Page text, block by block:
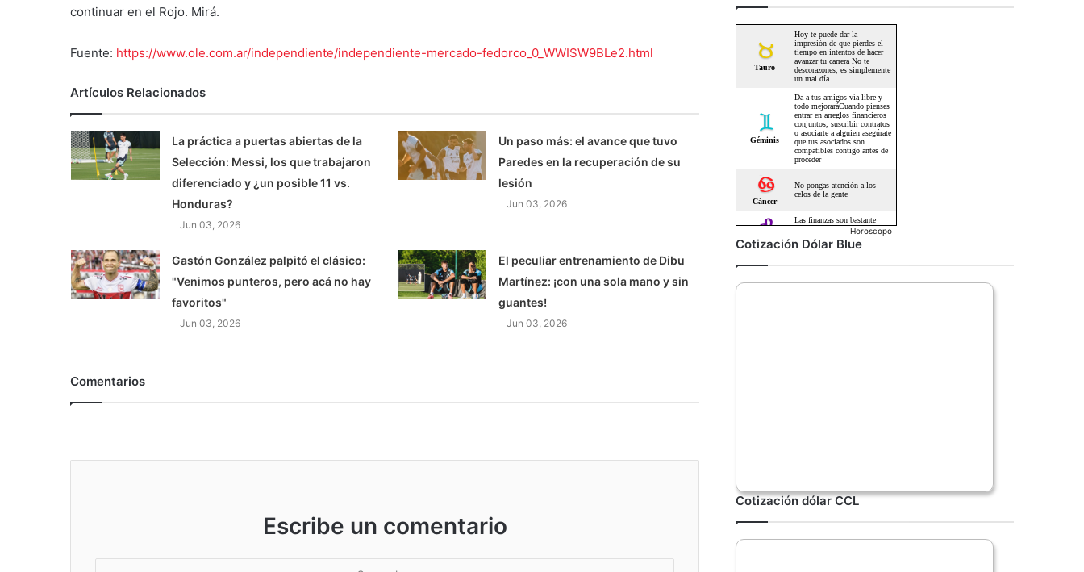
continuar en el Rojo. Mirá.
Fuente: https://www.ole.com.ar/independiente/independiente-mercado-fedorco_0_WWISW9BLe2.html
Artículos Relacionados
La práctica a puertas abiertas de la
Selección: Messi, los que trabajaron
diferenciado y ¿un posible 11 vs.
Honduras?
Jun 03, 2026
Un paso más: el avance que tuvo
Paredes en la recuperación de su
lesión
Jun 03, 2026
Gastón González palpitó el clásico:
"Venimos punteros, pero acá no hay
favoritos"
Jun 03, 2026
El peculiar entrenamiento de Dibu
Martínez: ¡con una sola mano y sin
guantes!
Jun 03, 2026
Comentarios
Escribe un comentario
Horoscopo
Cotización Dólar Blue
Cotización dólar CCL